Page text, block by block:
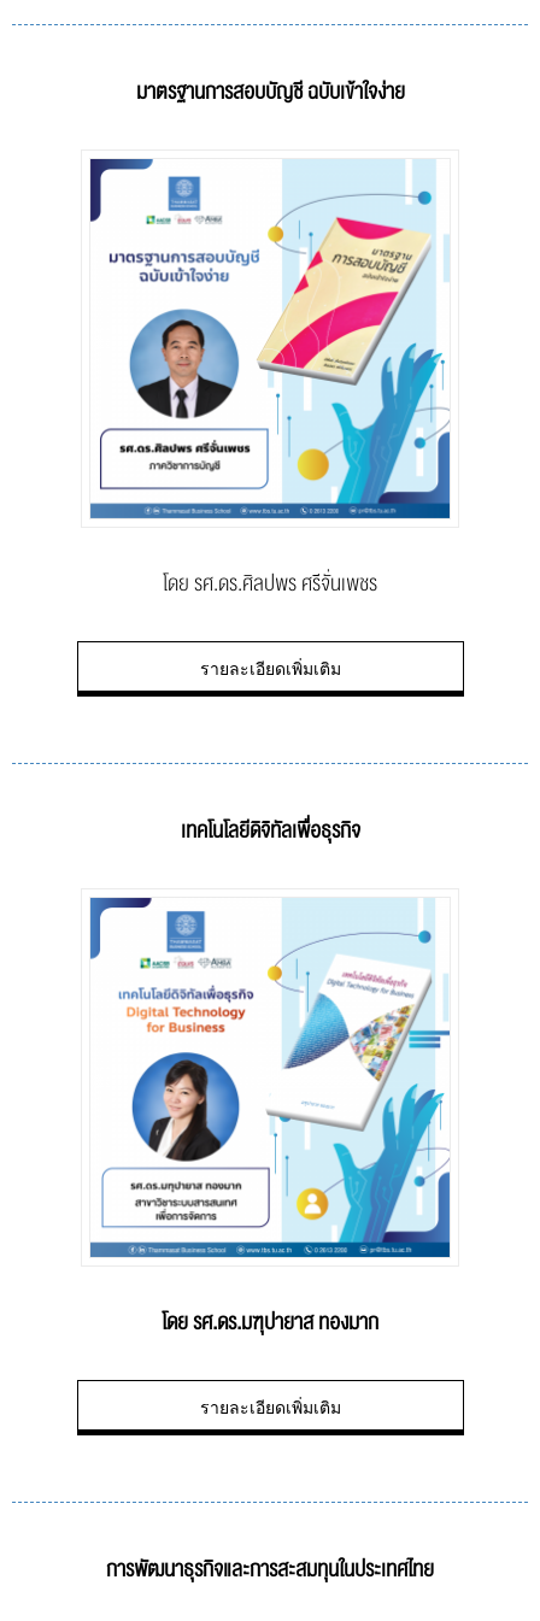
มาตรฐานการสอบบัญชี ฉบับเข้าใจง่าย
โดย รศ.ดร.ศิลปพร ศรีจั่นเพชร
รายละเอียดเพิ่มเติม
เทคโนโลยีดิจิทัลเพื่อธุรกิจ
โดย รศ.ดร.มฑุปายาส ทองมาก
รายละเอียดเพิ่มเติม
การพัฒนาธุรกิจและการสะสมทุนในประเทศไทย